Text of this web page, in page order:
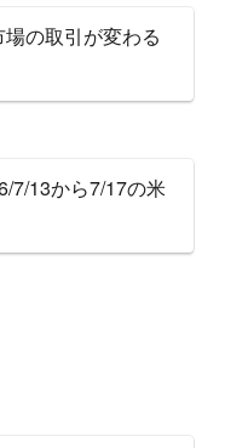
場の取引が変わる
7/13から7/17の米